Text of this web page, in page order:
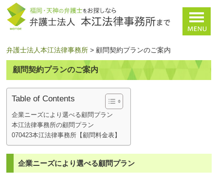
弁護士法人本江法律事務所 > 顧問契約プランのご案内
顧問契約プランのご案内
Table of Contents
企業ニーズにより選べる顧問プラン
本江法律事務所の顧問プラン
070423本江法律事務所【顧問料金表】
企業ニーズにより選べる顧問プラン